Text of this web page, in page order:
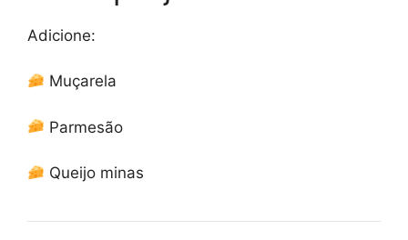
Adicione:
Muçarela
Parmesão
Queijo minas